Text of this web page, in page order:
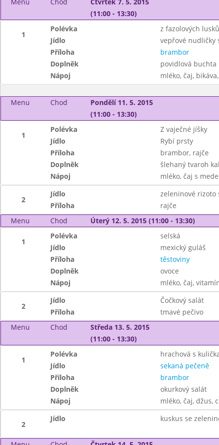
(11:00 - 13:30)
1
Polévka
z fazolových
Jídlo
vepřové nudličky
Příloha
brambor
Doplněk
povidlová buchta
Nápoj
mléko, čaj,
Menu Chod
Pondělí 11. 5. 2015
(11:00 - 13:30)
1
Polévka
Z vaječné jíšky
Jídlo
Rybí prsty
Příloha
brambor, rajče
Doplněk
šlehaný tvaroh
Nápoj
mléko, čaj s
2
Jídlo
zeleninové rizoto
Příloha
rajče
Menu
Chod Úterý 12. 5. 2015 (11:00 - 13:30)
1
Polévka
selská
Jídlo
mexický guláš
Příloha
těstoviny
Doplněk
ovoce
Nápoj
mléko, čaj,
2
Jídlo
Čočkový salát
Příloha
tmavé pečivo
Menu
Chod
Středa 13. 5. 2015
(11:00 - 13:30)
1
Polévka
hrachová s
Jídlo
sekaná pečeně
Příloha
brambor
Doplněk
okurkový salát
Nápoj
mléko, čaj, džus,
2
Jídlo kuskus se